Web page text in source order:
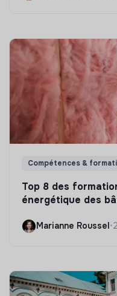
Compétences &
Top 8 des
énergétique des
Marianne Roussel•